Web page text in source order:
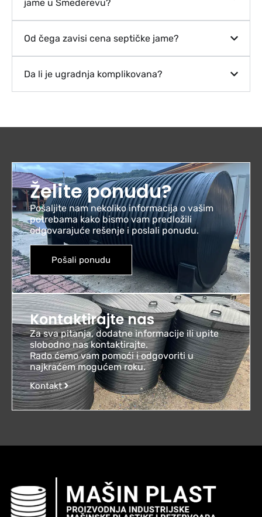
jame u Smederevu?
Od čega zavisi cena septičke jame?
Da li je ugradnja komplikovana?
Želite ponudu?
Pošaljite nam nekoliko informacija o vašim
potrebama kako bismo vam predložili
odgovarajuće rešenje i poslali ponudu.
Pošali ponudu
Kontaktirajte nas
Za sva pitanja, dodatne informacije ili upite
slobodno nas kontaktirajte.
Rado ćemo vam pomoći i odgovoriti u
najkraćem mogućem roku.
Kontakt